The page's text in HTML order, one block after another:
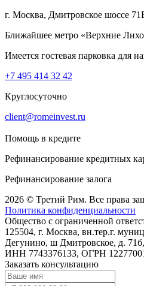
г. Москва, Дмитровское шоссе
Ближайшее метро «Верхние
Имеется гостевая парковка для
+7 495 414 32 42
Круглосуточно
client@romeinvest.ru
Помощь в кредите
Рефинансирование кредитных
Рефинансирование залога
2026 © Третий Рим. Все права
Политика конфиденциальности
Общество с ограниченной
125504, г. Москва, вн.тер.г.
Дегунино, ш Дмитровское, д.
ИНН 7743376133, ОГРН
Заказать консультацию